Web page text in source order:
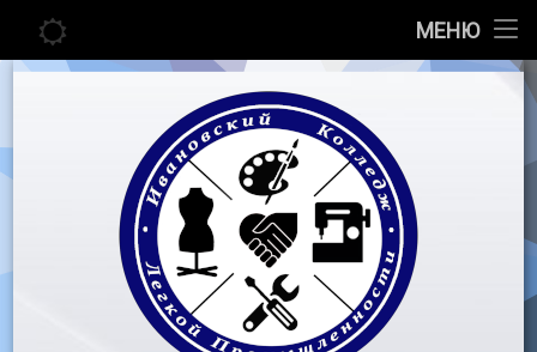
МЕНЮ
Главная
Педагогу
Перейти